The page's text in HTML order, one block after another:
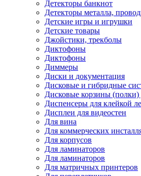
Детекторы банкнот
Детекторы металла,
Детские игры и игрушки
Детские товары
Джойстики, трекболы
Диктофоны
Диктофоны
Диммеры
Диски и документация
Дисковые и гибридные
Дисковые корзины
Диспенсеры для клейкой
Дисплеи для видеостен
Для вина
Для коммерческих
Для корпусов
Для ламинаторов
Для ламинаторов
Для матричных принтеров